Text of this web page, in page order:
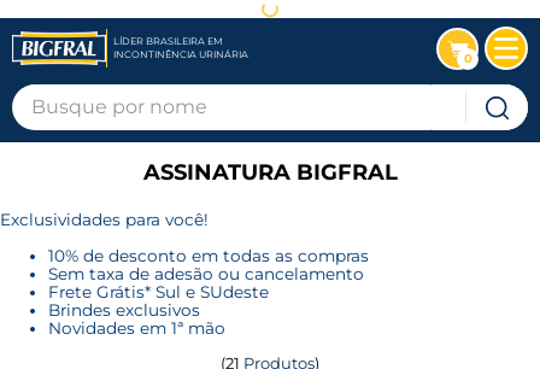
LÍDER BRASILEIRA EM
INCONTINÊNCIA URINÁRIA
0
Busque por nome
ASSINATURA BIGFRAL
Exclusividades para você!
10% de desconto em todas as compras
Sem taxa de adesão ou cancelamento
Frete Grátis* Sul e SUdeste
Brindes exclusivos
Novidades em 1ª mão
21 Produtos